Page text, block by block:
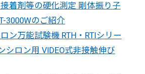
着剤等の硬化測定 剛体振り子
3000Wのご紹介
ン万能試験機 RTH・RTIシリー
シロン用 VIDEO式非接触伸び